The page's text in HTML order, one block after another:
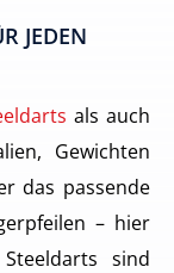
JEDEN
als auch
Gewichten
das passende
– hier
sind